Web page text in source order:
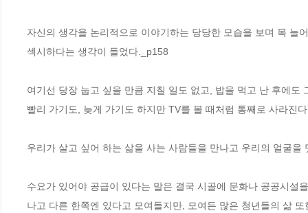
자신의 생각을 논리적으로 이야기하는 당당한 모습을 보며 목 늘
섹시하다는 생각이 들었다._p158
여기선 당장 눕고 싶을 만큼 지칠 일도 없고, 밥을 먹고 난 후에
빨리 가기도, 늦게 가기도 하지만 TV를 볼 때처럼 통째로 사라진
우리가 살고 싶어 하는 삶을 사는 사람들을 만나고 우리의 얼굴
수요가 있어야 공급이 있다는 말은 결국 시골에 문화나 공공시설
나고 다른 한쪽엔 있다고 모여들지만, 모여든 많은 청년들의 삶